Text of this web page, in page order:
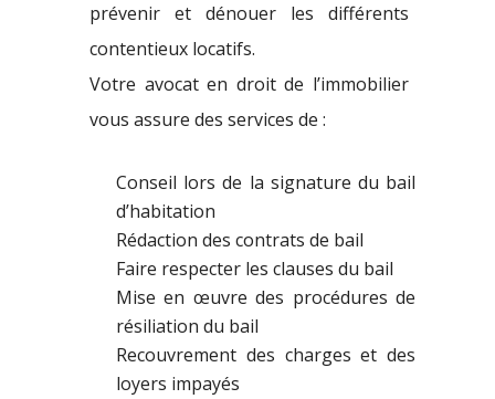
prévenir et dénouer les différents
contentieux locatifs.
Votre avocat en droit de l’immobilier
vous assure des services de :
Conseil lors de la signature du bail
d’habitation
Rédaction des contrats de bail
Faire respecter les clauses du bail
Mise en œuvre des procédures de
résiliation du bail
Recouvrement des charges et des
loyers impayés